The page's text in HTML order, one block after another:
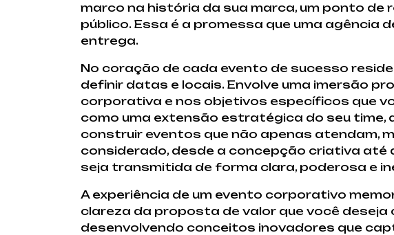
marco na história da sua marca, um ponto
público. Essa é a promessa que uma agência
entrega.
No coração de cada evento de sucesso
definir datas e locais. Envolve uma imersão
corporativa e nos objetivos específicos que
como uma extensão estratégica do seu time,
construir eventos que não apenas atendam,
considerado, desde a concepção criativa até
seja transmitida de forma clara, poderosa e
A experiência de um evento corporativo
clareza da proposta de valor que você deseja
desenvolvendo conceitos inovadores que